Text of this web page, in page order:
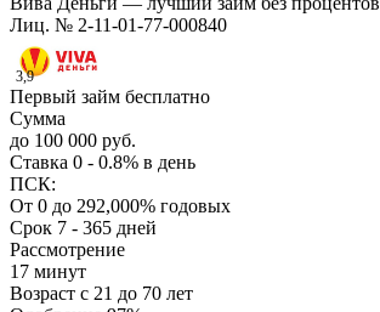
Лиц. № 2-11-01-77-000840
3,9
Первый займ бесплатно
Сумма
до 100 000 руб.
Ставка 0 - 0.8% в день
ПСК:
От 0 до 292,000% годовых
Срок 7 - 365 дней
Рассмотрение
17 минут
Возраст с 21 до 70 лет